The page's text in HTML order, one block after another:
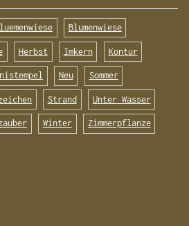
Blumenwiese
Herbst Imkern Kontur
Neu Sommer
Strand Unter Wasser
Winter Zimmerpflanze